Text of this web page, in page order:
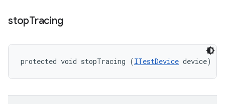
stopTracing
protected void stopTracing (ITestDevice device)